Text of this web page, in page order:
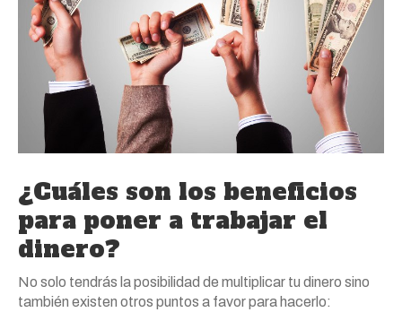
¿Cuáles son los beneficios
para poner a trabajar el
dinero?
No solo tendrás la posibilidad de multiplicar tu dinero sino
también existen otros puntos a favor para hacerlo: